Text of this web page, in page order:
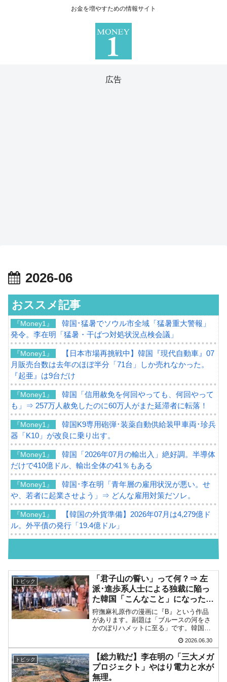
お金を増やすための情報サイト
広告
2026-06
おススメ記事
『Money1』
韓国･猛暑でソウル市全域「猛暑重大警報」
発令。李在明「猛暑・干ばつ対処状況点検会議」
『Money1』
【日本市場再挑戦中】韓国『現代自動車』07
月販売台数は去年のほぼ半分「71台」しか売れなかった。
『起亜』は9台だけ
『Money1』
韓国「信用赦免を何回やっても、何回やって
も」⇒ 257万人赦免したのに60万人がまた延滞者に転落！
『Money1』
韓国K9専用砲弾･装薬自動供給装甲車両･珍兵
器「K10」が改良に乗り出す。
『Money1』
韓国「2026年07月の輸出入」絶好調。半導体
だけで410億ドル、輸出全体の41％もある
『Money1』
韓国･李在明「青年層の雇用状況が悪い。せ
や、若者に起業させよう」⇒ どんな雇用対策だソレ。
『Money1』
【韓国の外貨準備】2026年07月は4,279億ド
ル。外平債の発行「19.4億ドル」
『Money1』
韓国･李在明さっそく不動産対策で浅薄な発
言。
『Money1』
韓国は「中国と同じく」投資に不適格な国
だ。
『韓国銀行』が「金の保有量を増やします」
『Money1』
韓国･外為取引量「1日当たり1,214.4億ドル」
まで拡大 ⇒ 海外資金の動きに強く左右される状態
トピック
「君子山の誓い」って何？⇒ 左
派･進歩系人士による独裁に陥っ
た韓国「こんなこと」になった原
因を遡ると……。
狩撫麻礼原作の漫画に『B』という作品
があります。副題は「ブルースの河をさ
かのぼりハメットに至る」です。韓国が
てしまった原因を知るためには、過去を
知らなければなりません。原因の一つと
して挙げられるのが「군자...
2026.06.30
トピック
【総力戦だ】李在明の「三大メガ
プロジェクト」やはり電力と水が
無理。